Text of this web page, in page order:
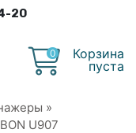
20
0
Корзина
пуста
»
U907